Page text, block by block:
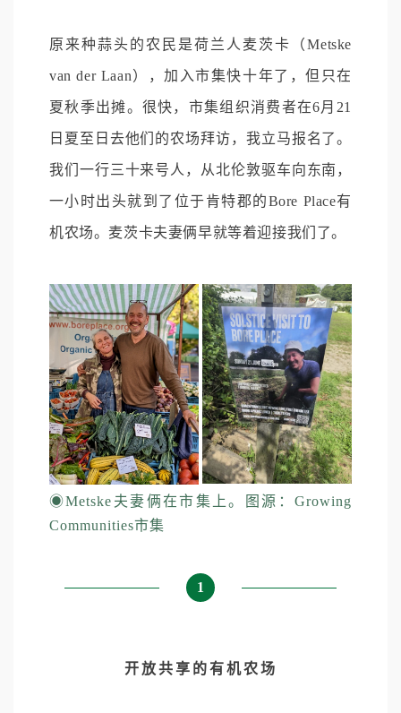
原来种蒜头的农民是荷兰人麦茨卡（Metske
van der Laan），加入市集快十年了，但只在
夏秋季出摊。很快，市集组织消费者在6月21
日夏至日去他们的农场拜访，我立马报名了。
我们一行三十来号人，从北伦敦驱车向东南，
一小时出头就到了位于肯特郡的Bore Place有
机农场。麦茨卡夫妻俩早就等着迎接我们了。
◉Metske夫妻俩在市集上。图源：Growing
Communities市集
1
开放共享的有机农场